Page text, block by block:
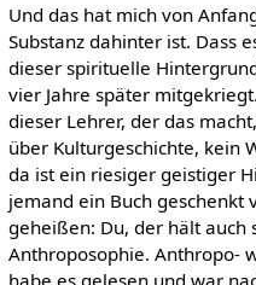
Und das hat mich von
Substanz dahinter ist. Dass
dieser spirituelle
vier Jahre später
dieser Lehrer, der das
über Kulturgeschichte, kein
da ist ein riesiger geistiger
jemand ein Buch geschenkt
geheißen: Du, der hält auch
Anthroposophie. Anthropo-
habe es gelesen und war